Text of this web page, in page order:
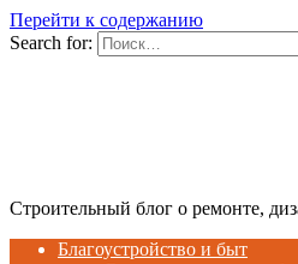
Перейти к содержанию
Search for:
Строительный блог о ремонте,
Благоустройство и быт